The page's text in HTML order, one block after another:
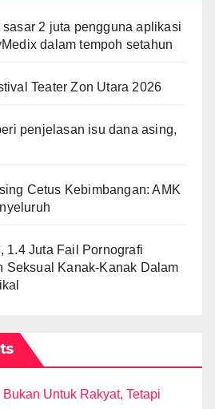
sasar 2 juta pengguna aplikasi
dalam tempoh setahun
Teater Zon Utara 2026
penjelasan isu dana asing,
Cetus Kebimbangan: AMK
1.4 Juta Fail Pornografi
Seksual Kanak-Kanak Dalam
Untuk Rakyat, Tetapi